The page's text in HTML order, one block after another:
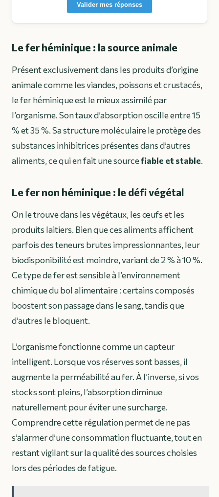
Valider mes réponses
Le fer héminique : la source animale
Présent exclusivement dans les produits d’origine
animale comme les viandes, poissons et crustacés,
le fer héminique est le mieux assimilé par
l’organisme. Son taux d’absorption oscille entre 15
% et 35 %. Sa structure moléculaire le protège des
substances inhibitrices présentes dans d’autres
aliments, ce qui en fait une sourcefiable et stable.
Le fer non héminique : le défi végétal
On le trouve dans les végétaux, les œufs et les
produits laitiers. Bien que ces aliments affichent
parfois des teneurs brutes impressionnantes, leur
biodisponibilité est moindre, variant de 2 % à 10 %.
Ce type de fer est sensible à l’environnement
chimique du bol alimentaire : certains composés
boostent son passage dans le sang, tandis que
d’autres le bloquent.
L’organisme fonctionne comme un capteur
intelligent. Lorsque vos réserves sont basses, il
augmente la perméabilité au fer. À l’inverse, si vos
stocks sont pleins, l’absorption diminue
naturellement pour éviter une surcharge.
Comprendre cette régulation permet de ne pas
s’alarmer d’une consommation fluctuante, tout en
restant vigilant sur la qualité des sources choisies
lors des périodes de fatigue.